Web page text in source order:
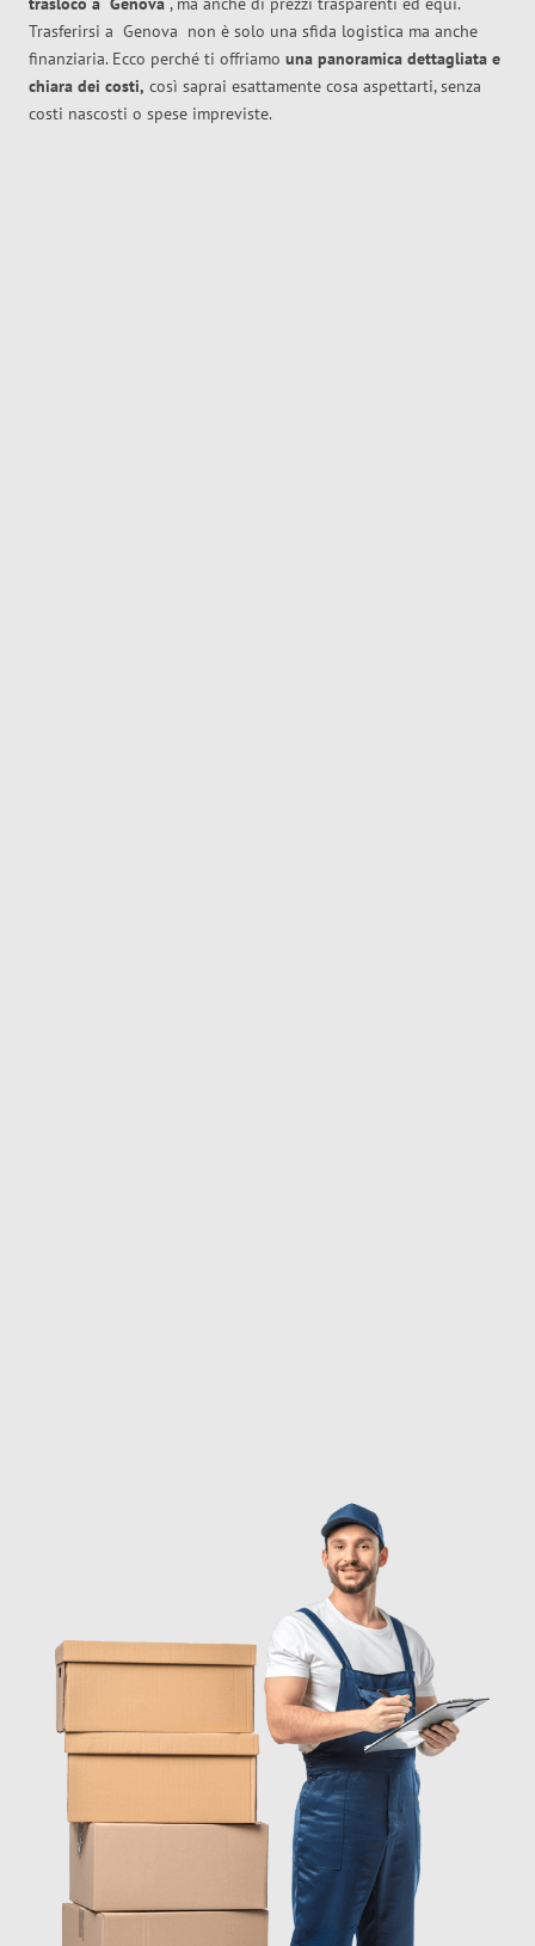
Trasferirsi a Genova non è solo una sfida logistica ma anche
finanziaria. Ecco perché ti offriamo una panoramica dettagliata e
chiara dei costi, così saprai esattamente cosa aspettarti, senza
costi nascosti o spese impreviste.